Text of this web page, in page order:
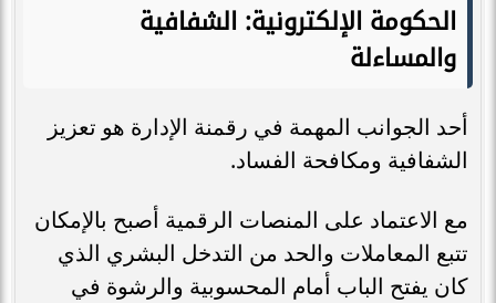
الحكومة الإلكترونية: الشفافية
والمساءلة
أحد الجوانب المهمة في رقمنة الإدارة هو تعزيز
الشفافية ومكافحة الفساد.
مع الاعتماد على المنصات الرقمية أصبح بالإمكان
تتبع المعاملات والحد من التدخل البشري الذي
كان يفتح الباب أمام المحسوبية والرشوة في